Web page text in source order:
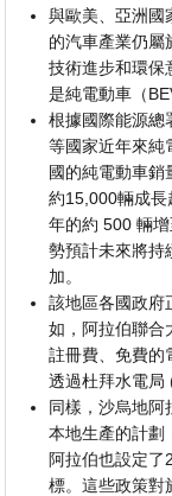
與歐美、亞洲國
的汽車產業仍屬
技術進步和環保
是純電動車（
根據國際能源總
等國家近年來純
國的純電動車銷
約15,000輛成
年的約 500 輛
勢預計未來將持
加。
該地區各國政府
如，阿拉伯聯合
註冊費、免費的
透過杜拜水電局
同樣，沙烏地阿
本地生產的計劃
阿拉伯也設定了
標。這些政策對